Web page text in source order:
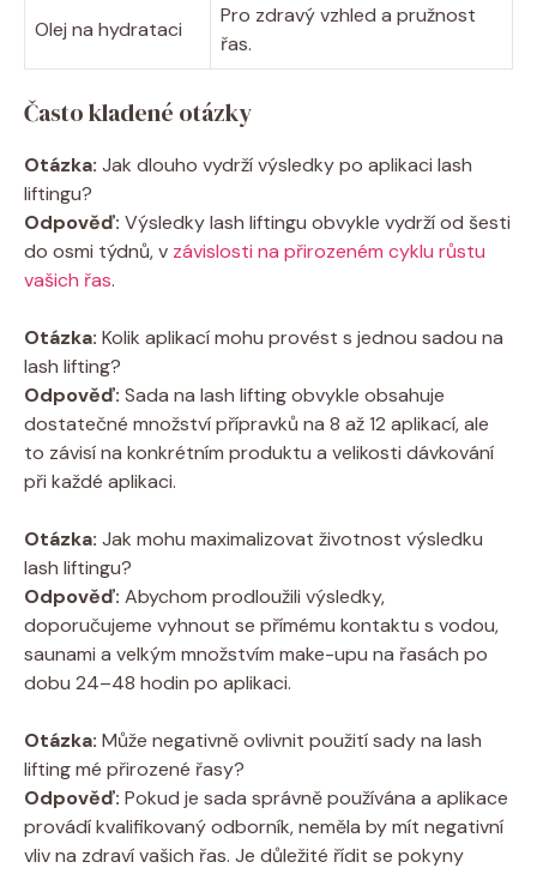
Olej na hydrataci
Pro zdravý vzhled a pružnost
řas.
Často kladené otázky
Otázka: Jak dlouho vydrží výsledky po aplikaci lash
liftingu?
Odpověď: Výsledky lash liftingu obvykle vydrží od šesti
do osmi týdnů, v závislosti na přirozeném cyklu růstu
vašich řas.
Otázka: Kolik aplikací mohu provést s jednou sadou na
lash lifting?
Odpověď: Sada na lash lifting obvykle obsahuje
dostatečné množství přípravků na 8 až 12 aplikací, ale
to závisí na konkrétním produktu a velikosti dávkování
při každé aplikaci.
Otázka: Jak mohu maximalizovat životnost výsledku
lash liftingu?
Odpověď: Abychom prodloužili výsledky,
doporučujeme vyhnout se přímému kontaktu s vodou,
saunami a velkým množstvím make-upu na řasách po
dobu 24–48 hodin po aplikaci.
Otázka: Může negativně ovlivnit použití sady na lash
lifting mé přirozené řasy?
Odpověď: Pokud je sada správně používána a aplikace
provádí kvalifikovaný odborník, neměla by mít negativní
vliv na zdraví vašich řas. Je důležité řídit se pokyny